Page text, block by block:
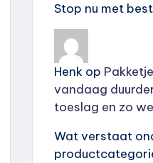
Stop nu met
Henkop
vandaag
toeslag en zo
Wat verstaat